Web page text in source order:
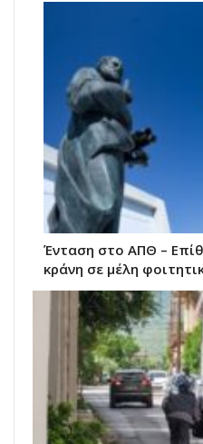
Ένταση στο ΑΠΘ –
κράνη σε μέλη